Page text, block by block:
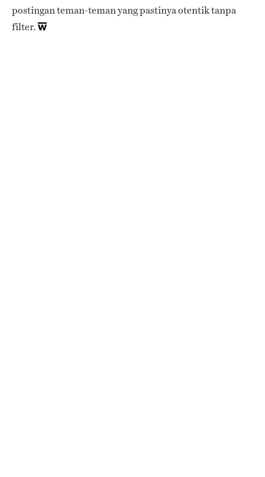
postingan teman-teman yang pastinya otentik tanpa
filter.